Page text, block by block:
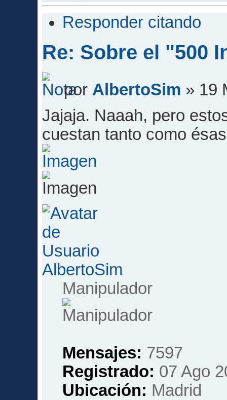
Responder citando
Re: Sobre el "500
por AlbertoSim » 19
Jajaja. Naaah, pero
cuestan tanto como
AlbertoSim
Manipulador
Mensajes: 7597
Registrado: 07 Ago
Ubicación: Madrid